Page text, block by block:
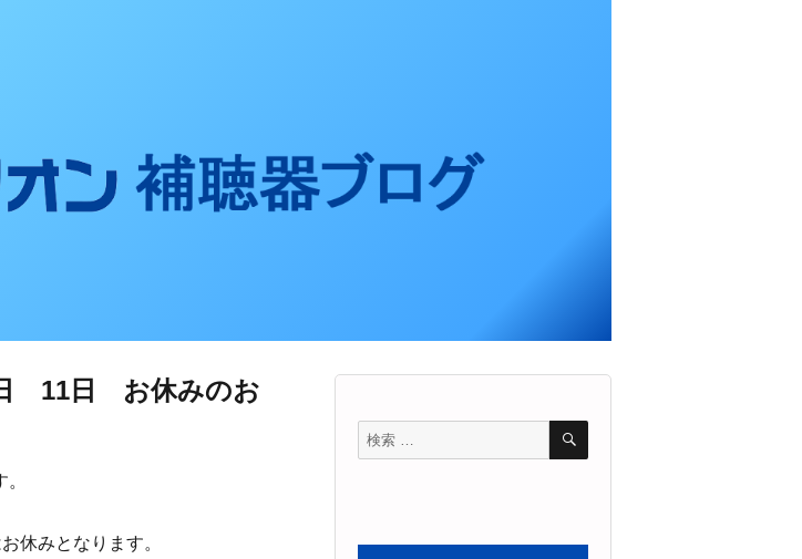
11日 お休みのお
休みとなります。
検
索
検